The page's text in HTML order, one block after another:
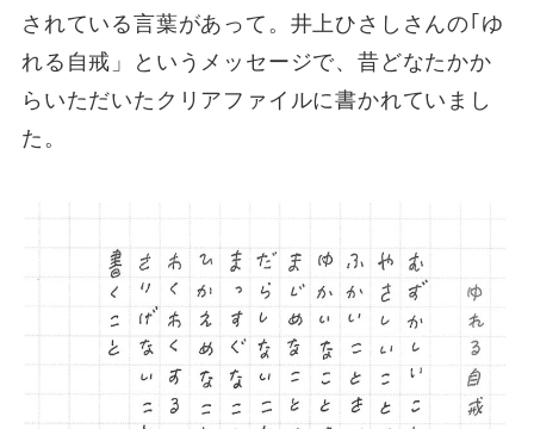
されている言葉があって。井上ひさしさんの｢ゆ
れる自戒」というメッセージで、昔どなたかか
らいただいたクリアファイルに書かれていまし
た。